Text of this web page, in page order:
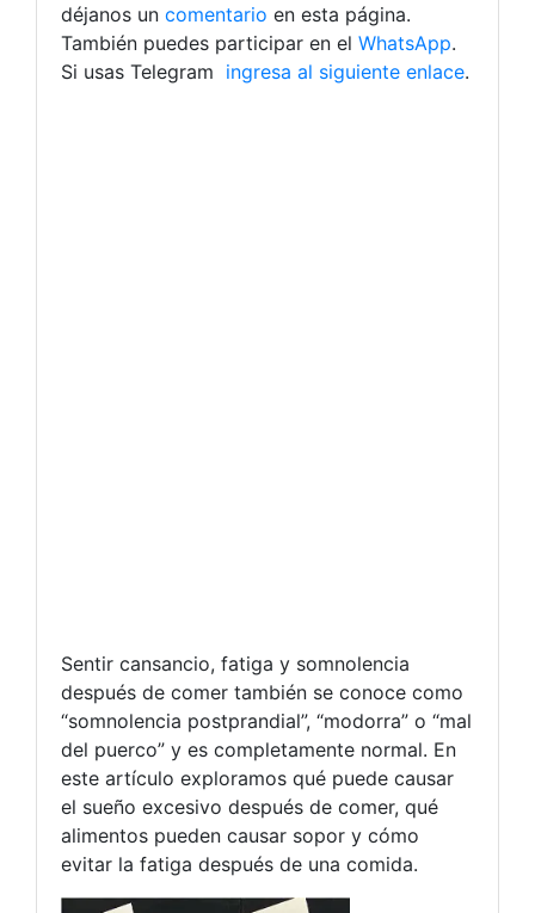
déjanos un comentario en esta página.
También puedes participar en el WhatsApp.
Si usas Telegram ingresa al siguiente enlace.
Sentir cansancio, fatiga y somnolencia
después de comer también se conoce como
“somnolencia postprandial”, “modorra” o “mal
del puerco” y es completamente normal. En
este artículo exploramos qué puede causar
el sueño excesivo después de comer, qué
alimentos pueden causar sopor y cómo
evitar la fatiga después de una comida.